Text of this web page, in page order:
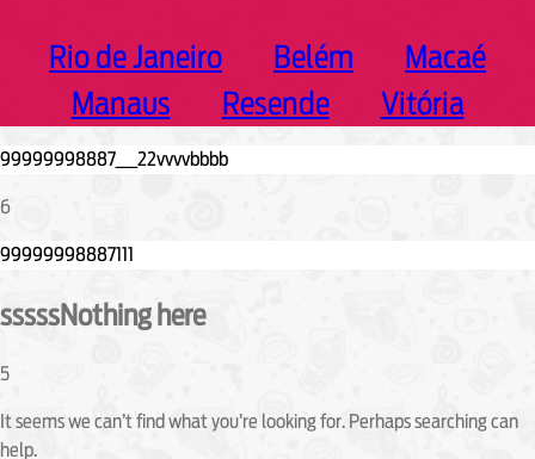
Rio de Janeiro Belém
Macaé
Manaus
Resende Vitória
6
sssssNothing here
5
It seems we can’t find what you’re looking for. Perhaps searching can
help.